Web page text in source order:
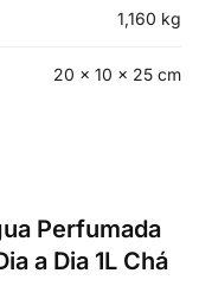
1,160 kg
20 × 10 × 25 cm
Perfumada
a Dia 1L Chá